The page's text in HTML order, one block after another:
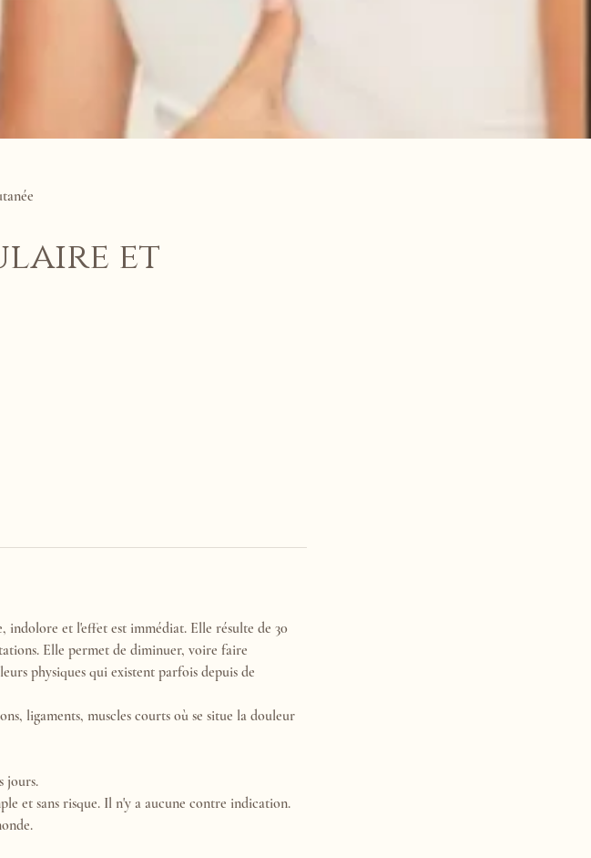
et
et l'effet est immédiat. Elle résulte de 30
Elle permet de diminuer, voire faire
physiques qui existent parfois depuis de
ligaments, muscles courts où se situe la douleur
jours.
et sans risque. Il n'y a aucune contre indication.